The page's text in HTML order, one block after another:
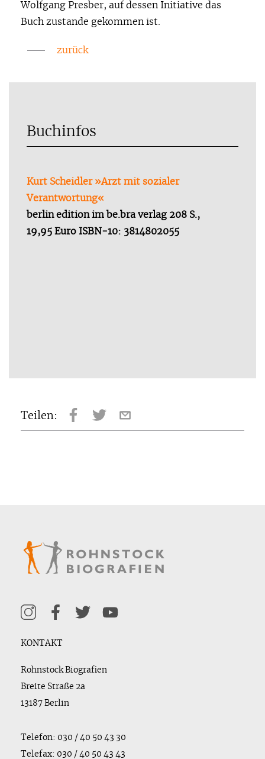
Wolfgang Presber, auf dessen Initiative das
Buch zustande gekommen ist.
zurück
Buchinfos
Kurt Scheidler »Arzt mit sozialer
Verantwortung«
berlin edition im be.bra verlag 208 S.,
19,95 Euro ISBN-10: 3814802055
Teilen:
KONTAKT
Rohnstock Biografien
Breite Straße 2a
13187 Berlin
Telefon: 030 / 40 50 43 30
Telefax: 030 / 40 50 43 43